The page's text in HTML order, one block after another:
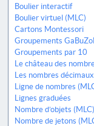
Boulier interactif
Boulier virtuel (MLC)
Cartons Montessori
Groupements
Groupements par 10
Le château des
Les nombres décimaux
Ligne de nombres
Lignes graduées
Nombre d’objets (MLC)
Nombre de jetons